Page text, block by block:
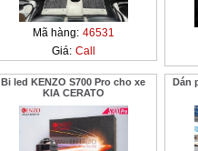
Mã hàng: 46531
Giá: Call
Bi led KENZO S700 Pro cho xe
KIA CERATO
Dán